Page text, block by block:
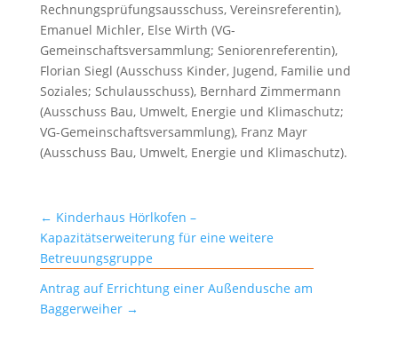
Rechnungsprüfungsausschuss, Vereinsreferentin),
Emanuel Michler, Else Wirth (VG-
Gemeinschaftsversammlung; Seniorenreferentin),
Florian Siegl (Ausschuss Kinder, Jugend, Familie und
Soziales; Schulausschuss), Bernhard Zimmermann
(Ausschuss Bau, Umwelt, Energie und Klimaschutz;
VG-Gemeinschaftsversammlung), Franz Mayr
(Ausschuss Bau, Umwelt, Energie und Klimaschutz).
← Kinderhaus Hörlkofen –
Kapazitätserweiterung für eine weitere
Betreuungsgruppe
Antrag auf Errichtung einer Außendusche am
Baggerweiher→